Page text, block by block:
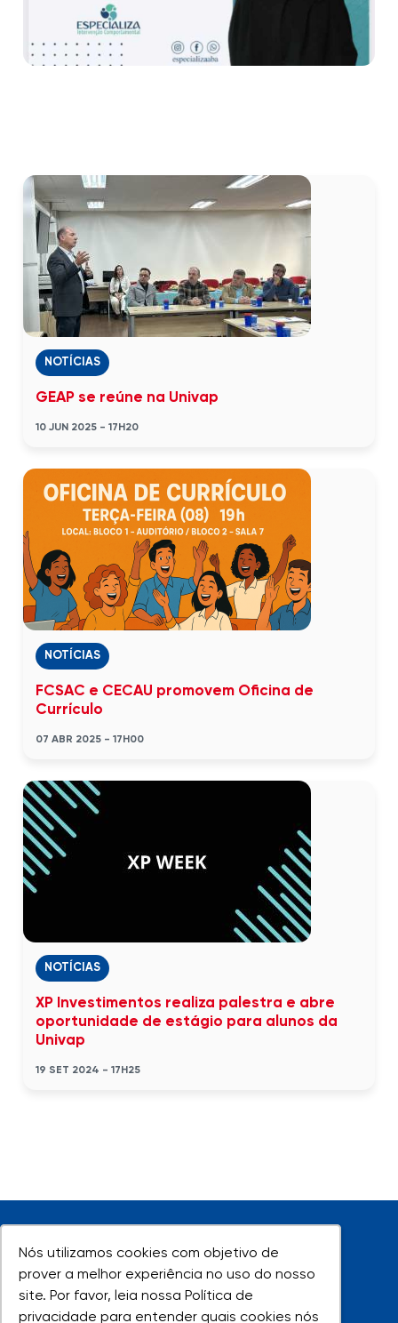
Nós utilizamos cookies com objetivo de
prover a melhor experiência no uso do nosso
site. Por favor, leia nossa Política de
privacidade para entender quais cookies nós
Nós utilizamos cookies com objetivo de
prover a melhor experiência no uso do nosso
site. Por favor, leia nossa Política de
privacidade para entender quais cookies nós
NOTÍCIAS
GEAP se reúne na Univap
10 JUN 2025 - 17H20
NOTÍCIAS
FCSAC e CECAU promovem Oficina de
Currículo
07 ABR 2025 - 17H00
NOTÍCIAS
XP Investimentos realiza palestra e abre
oportunidade de estágio para alunos da
Univap
19 SET 2024 - 17H25
UNIVAP - Todos os direitos reservados